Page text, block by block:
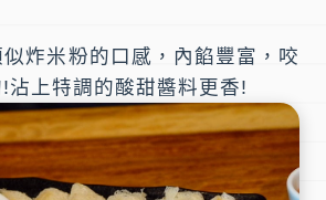
炸米粉的口感，內餡豐富，咬
沾上特調的酸甜醬料更香!